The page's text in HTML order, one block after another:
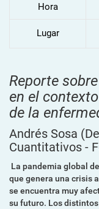
Hora
Lugar
Reporte
en el
de la
Andrés Sosa
Cuantitativos -
La pandemia global
que genera una crisis
se encuentra muy
su futuro. Los